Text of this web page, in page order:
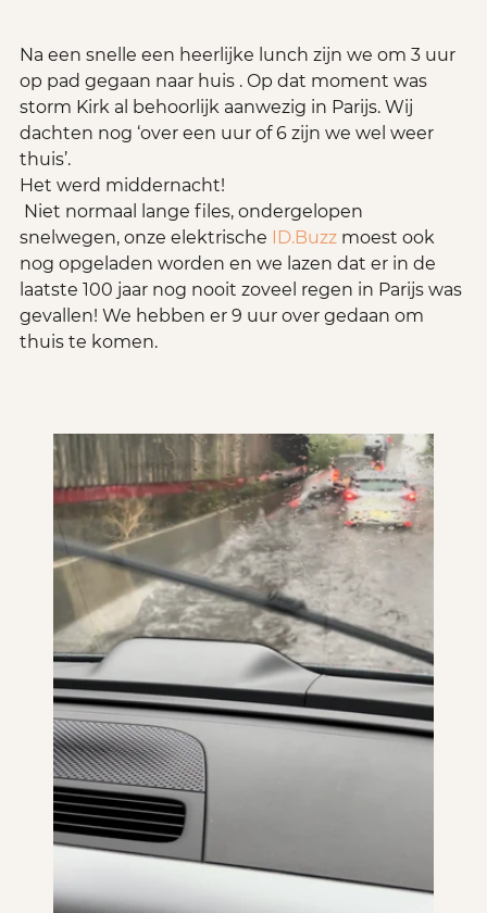
Na een snelle een heerlijke lunch zijn we om 3 uur
op pad gegaan naar huis . Op dat moment was
storm Kirk al behoorlijk aanwezig in Parijs. Wij
dachten nog ‘over een uur of 6 zijn we wel weer
thuis’.
Het werd middernacht!
Niet normaal lange files, ondergelopen
snelwegen, onze elektrische
ID.Buzz moest ook
nog opgeladen worden en we lazen dat er in de
laatste 100 jaar nog nooit zoveel regen in Parijs was
gevallen! We hebben er 9 uur over gedaan om
thuis te komen.